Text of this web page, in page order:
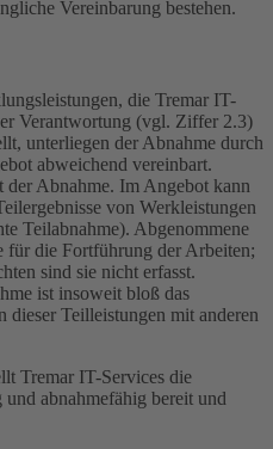
Vereinbarung bestehen.
die Tremar IT-
Verantwortung (vgl. Ziffer 2.3)
unterliegen der Abnahme durch
abweichend vereinbart.
der Abnahme. Im Angebot kann
von Werkleistungen
Teilabnahme). Abgenommene
für die Fortführung der Arbeiten;
sind sie nicht erfasst.
ist insoweit bloß das
dieser Teilleistungen mit anderen
Tremar IT-Services die
abnahmefähig bereit und